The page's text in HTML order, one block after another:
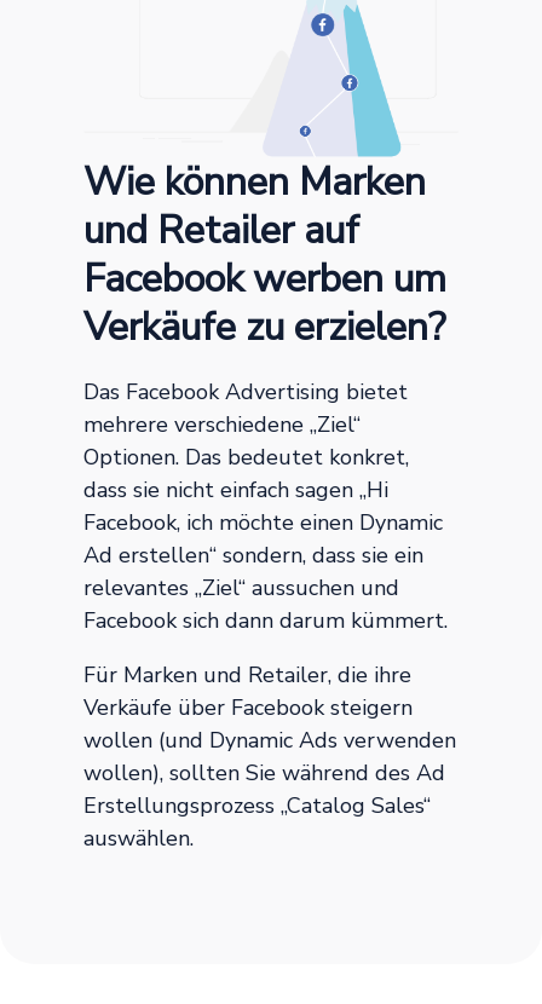
Wie können Marken
und Retailer auf
Facebook werben um
Verkäufe zu erzielen?
Das Facebook Advertising bietet
mehrere verschiedene „Ziel“
Optionen. Das bedeutet konkret,
dass sie nicht einfach sagen „Hi
Facebook, ich möchte einen Dynamic
Ad erstellen“ sondern, dass sie ein
relevantes „Ziel“ aussuchen und
Facebook sich dann darum kümmert.
Für Marken und Retailer, die ihre
Verkäufe über Facebook steigern
wollen (und Dynamic Ads verwenden
wollen), sollten Sie während des Ad
Erstellungsprozess „Catalog Sales“
auswählen.